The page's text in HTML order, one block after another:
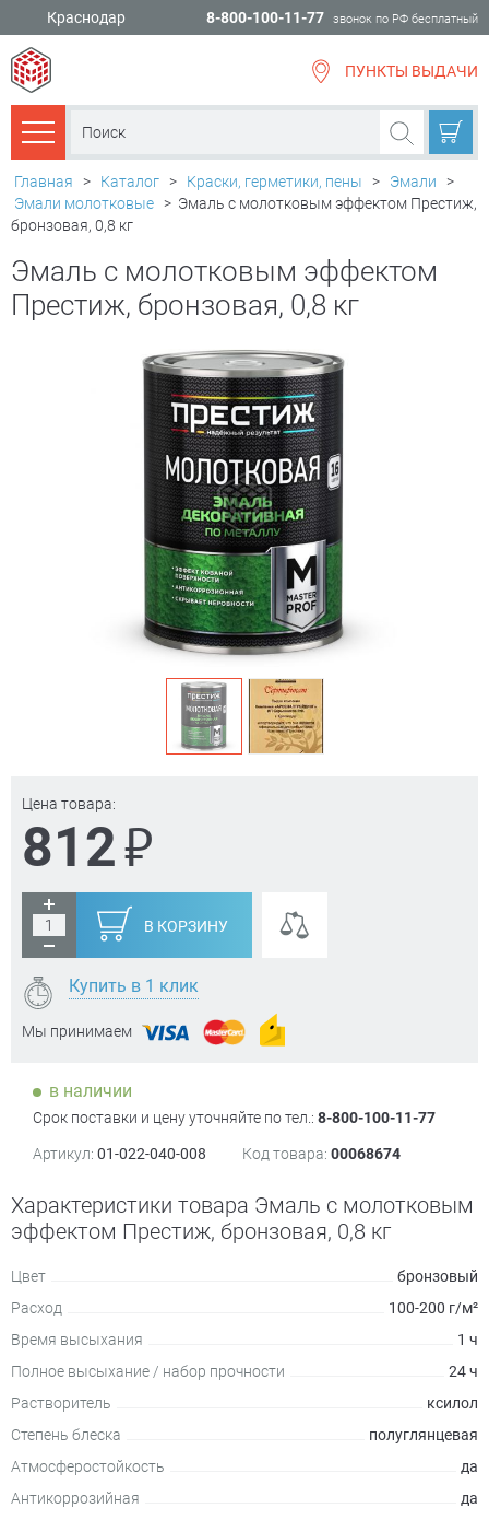
Краснодар 8-800-100-11-77 звонок по РФ бесплатный
ПУНКТЫ ВЫДАЧИ
Каталог товаров
Главная > Каталог > Краски, герметики, пены > Эмали
>
Эмали молотковые > Эмаль с молотковым эффектом Престиж,
бронзовая, 0,8 кг
Эмаль с молотковым эффектом
Престиж, бронзовая, 0,8 кг
Цена товара:
812₽
В КОРЗИНУ
Купить в 1 клик
Мы принимаем
в наличии
Срок поставки и цену уточняйте по тел.: 8-800-100-11-77
Артикул: 01-022-040-008 Код товара: 00068674
Характеристики товара Эмаль с молотковым
эффектом Престиж, бронзовая, 0,8 кг
Цвет
бронзовый
Расход
100-200 г/м²
Время высыхания
1 ч
Полное высыхание / набор прочности
24 ч
Растворитель
ксилол
Степень блеска
полуглянцевая
Атмосферостойкость
да
Антикоррозийная
да